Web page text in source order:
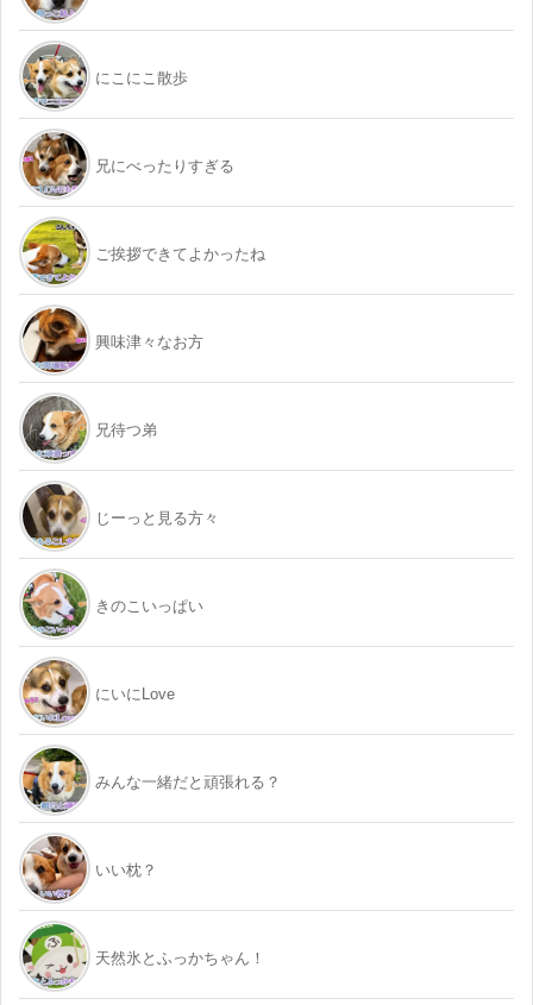
にこにこ散歩
兄にべったりすぎる
ご挨拶できてよかったね
興味津々なお方
兄待つ弟
じーっと見る方々
きのこいっぱい
にいにLove
みんな一緒だと頑張れる？
いい枕？
天然氷とふっかちゃん！